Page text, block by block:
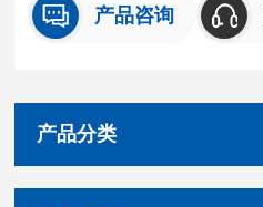
产品咨询
产品分类